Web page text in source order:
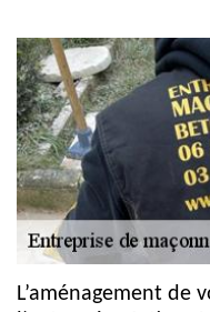
L’aménagement de